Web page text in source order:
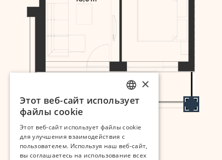
Разработчик:
ESTONIAN
×
Этот веб-сайт использует
файлы cookie
Этот веб-сайт использует файлы cookie
для улучшения взаимодействия с
пользователем. Используя наш веб-сайт,
вы соглашаетесь на использование всех